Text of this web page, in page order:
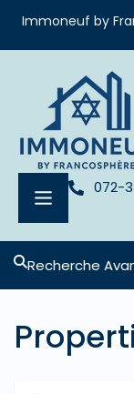
Immoneuf by
072-
Recherche